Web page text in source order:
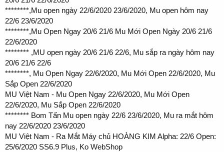
********,Mu open ngày 22/6/2020 23/6/2020, Mu open hôm nay
22/6 23/6/2020
********,Mu Open Ngay 20/6 21/6 Mu Mới Open Ngày 20/6 21/6
22/6/2020
******** ,MU open ngày 20/6 21/6 22/6, Mu sắp ra ngày hôm nay
20/6 21/6 22/6
********, Mu Open Ngay 22/6/2020, Mu Mới Open 22/6/2020, Mu
Sắp Open 22/6/2020
MU Việt Nam - Mu Open Ngay 22/6/2020, Mu Mới Open
22/6/2020, Mu Sắp Open 22/6/2020
******** Bom Tấn Mu open ngày 22/6 23/6/2020, Mu ra mắt hôm
nay 22/6/2020 23/6/2020
MU Việt Nam - Ra Mắt Máy chủ HOÀNG KIM Alpha: 22/6 Open:
25/6/2020 SS6.9 Plus, Ko WebShop